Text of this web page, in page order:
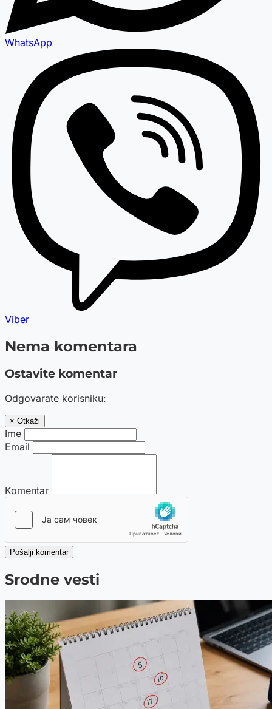
WhatsApp
Viber
Nema komentara
Ostavite komentar
Odgovarate korisniku:
× Otkaži
Ime
Email
Komentar
Pošalji komentar
Srodne vesti